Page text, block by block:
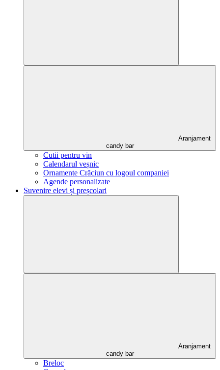
Aranjament
candy bar
Cutii pentru vin
Calendarul veșnic
Ornamente Crăciun cu logoul companiei
Agende personalizate
Suvenire elevi și preșcolari
Aranjament
candy bar
Breloc